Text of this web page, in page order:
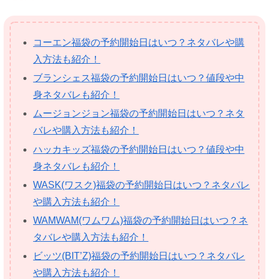
コーエン福袋の予約開始日はいつ？ネタバレや購
入方法も紹介！
ブランシェス福袋の予約開始日はいつ？値段や中
身ネタバレも紹介！
ムージョンジョン福袋の予約開始日はいつ？ネタ
バレや購入方法も紹介！
ハッカキッズ福袋の予約開始日はいつ？値段や中
身ネタバレも紹介！
WASK(ワスク)福袋の予約開始日はいつ？ネタバレ
や購入方法も紹介！
WAMWAM(ワムワム)福袋の予約開始日はいつ？ネ
タバレや購入方法も紹介！
ビッツ(BIT’Z)福袋の予約開始日はいつ？ネタバレ
や購入方法も紹介！